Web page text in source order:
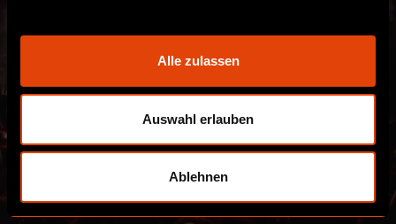
Alle zulassen
Auswahl erlauben
Ablehnen